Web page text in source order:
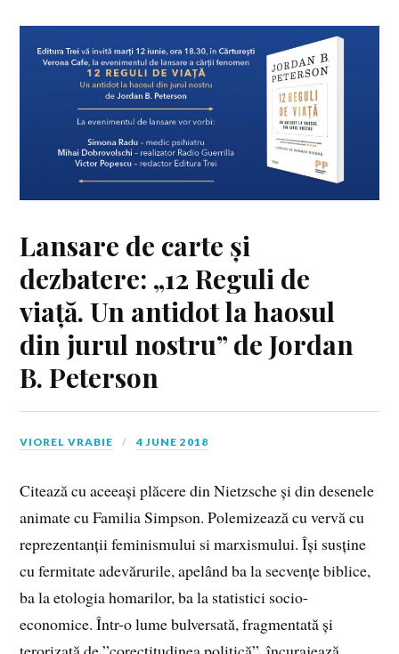
Lansare de carte și
dezbatere: „12 Reguli de
viață. Un antidot la haosul
din jurul nostru” de Jordan
B. Peterson
VIOREL VRABIE 4 JUNE 2018
Citează cu aceeași plăcere din Nietzsche și din desenele
animate cu Familia Simpson. Polemizează cu vervă cu
reprezentanții feminismului si marxismului. Își susține
cu fermitate adevărurile, apelând ba la secvențe biblice,
ba la etologia homarilor, ba la statistici socio-
economice. Într-o lume bulversată, fragmentată și